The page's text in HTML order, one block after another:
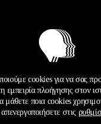
Κάρτας
02
Άννα
Είναι
για
4
cookies για να σας
εμπειρία πλοήγησης στον
μάθετε ποια cookies
απενεργοποιήσετε στις